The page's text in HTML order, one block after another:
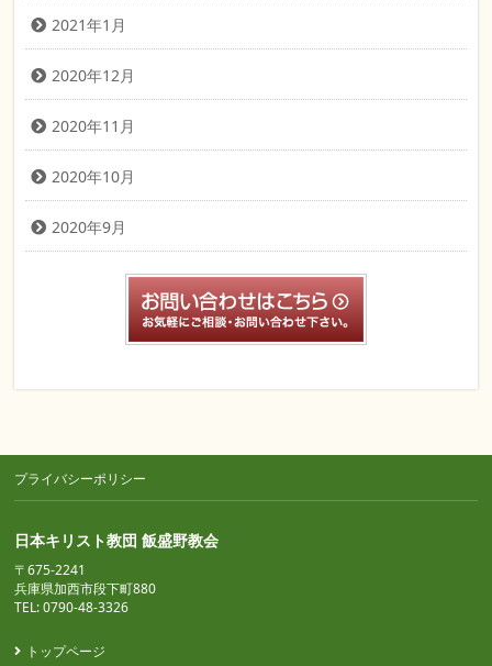
2021年1月
2020年12月
2020年11月
2020年10月
2020年9月
プライバシーポリシー
日本キリスト教団 飯盛野教会
〒675-2241
兵庫県加西市段下町880
TEL: 0790-48-3326
トップページ